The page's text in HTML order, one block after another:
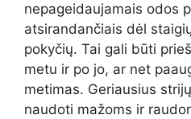
nepageidaujamais odos
atsirandančiais dėl
pokyčių. Tai gali būti
metu ir po jo, ar net
metimas. Geriausius
naudoti mažoms ir